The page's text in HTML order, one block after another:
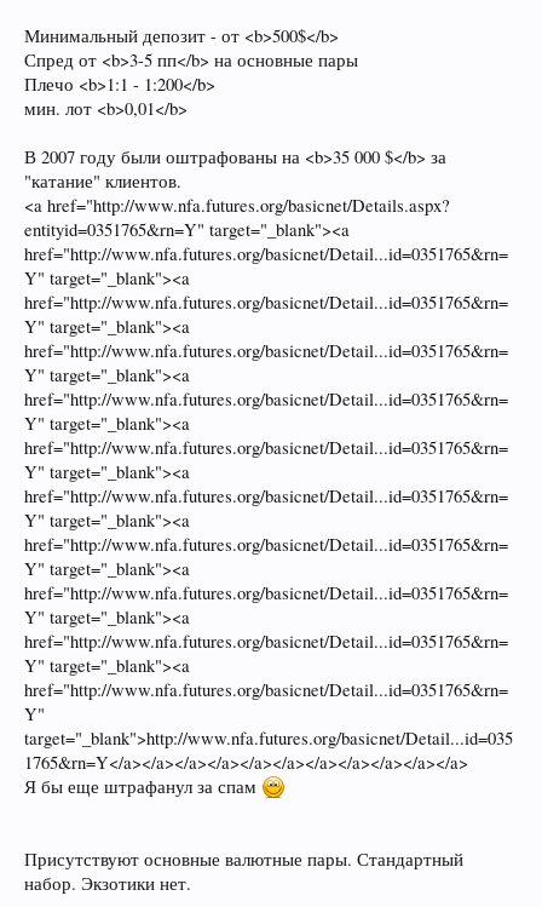
Минимальный депозит - от <b>500$</b>
Спред от <b>3-5 пп</b> на основные пары
Плечо <b>1:1 - 1:200</b>
мин. лот <b>0,01</b>
В 2007 году были оштрафованы на <b>35 000 $</b> за
"катание" клиентов.
<a href="http://www.nfa.futures.org/basicnet/Details.aspx?
entityid=0351765&rn=Y" target="_blank"><a
href="http://www.nfa.futures.org/basicnet/Detail...id=0351765&rn=
Y" target="_blank"><a
href="http://www.nfa.futures.org/basicnet/Detail...id=0351765&rn=
Y" target="_blank"><a
href="http://www.nfa.futures.org/basicnet/Detail...id=0351765&rn=
Y" target="_blank"><a
href="http://www.nfa.futures.org/basicnet/Detail...id=0351765&rn=
Y" target="_blank"><a
href="http://www.nfa.futures.org/basicnet/Detail...id=0351765&rn=
Y" target="_blank"><a
href="http://www.nfa.futures.org/basicnet/Detail...id=0351765&rn=
Y" target="_blank"><a
href="http://www.nfa.futures.org/basicnet/Detail...id=0351765&rn=
Y" target="_blank"><a
href="http://www.nfa.futures.org/basicnet/Detail...id=0351765&rn=
Y" target="_blank"><a
href="http://www.nfa.futures.org/basicnet/Detail...id=0351765&rn=
Y" target="_blank"><a
href="http://www.nfa.futures.org/basicnet/Detail...id=0351765&rn=
Y"
target="_blank">http://www.nfa.futures.org/basicnet/Detail...id=035
1765&rn=Y</a></a></a></a></a></a></a></a></a></a></a>
Я бы еще штрафанул за спам
Присутствуют основные валютные пары. Стандартный
набор. Экзотики нет.